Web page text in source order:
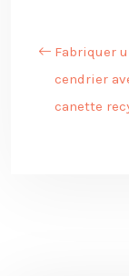
Fabriquer
cendrier
canette